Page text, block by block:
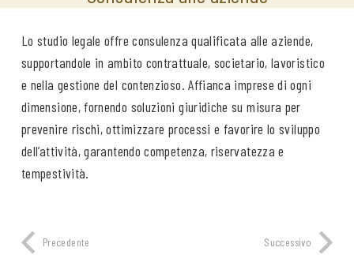
Lo studio legale offre consulenza qualificata alle aziende,
supportandole in ambito contrattuale, societario, lavoristico
e nella gestione del contenzioso. Affianca imprese di ogni
dimensione, fornendo soluzioni giuridiche su misura per
prevenire rischi, ottimizzare processi e favorire lo sviluppo
dell’attività, garantendo competenza, riservatezza e
tempestività.
Precedente Successivo